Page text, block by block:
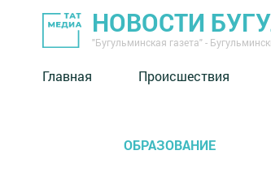
НОВОСТИ
"Бугульминская газета" -
Главная Происшествия
ОБРАЗОВАНИЕ